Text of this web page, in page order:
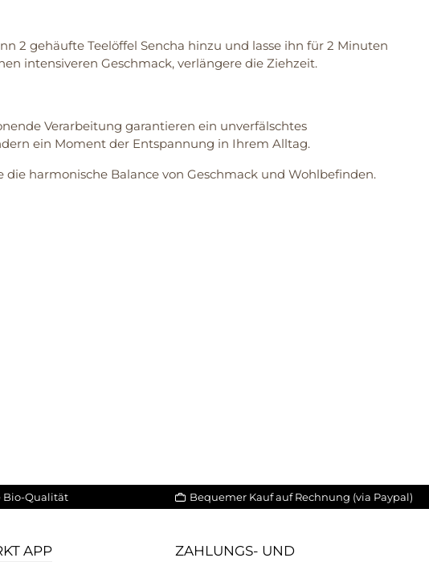
2 gehäufte Teelöffel Sencha hinzu und lasse ihn für 2 Minuten
intensiveren Geschmack, verlängere die Ziehzeit.
Verarbeitung garantieren ein unverfälschtes
ein Moment der Entspannung in Ihrem Alltag.
harmonische Balance von Geschmack und Wohlbefinden.
Bio-Qualität Bequemer Kauf auf Rechnung (via Paypal)
APP
ZAHLUNGS- UND